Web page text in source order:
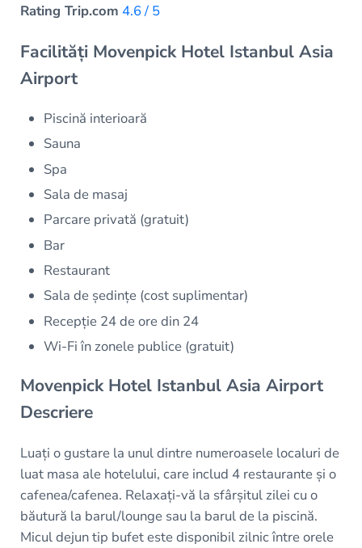
Rating Trip.com 4.6 / 5
Facilități Movenpick Hotel Istanbul Asia
Airport
Piscină interioară
Sauna
Spa
Sala de masaj
Parcare privată (gratuit)
Bar
Restaurant
Sala de ședințe (cost suplimentar)
Recepție 24 de ore din 24
Wi-Fi în zonele publice (gratuit)
Movenpick Hotel Istanbul Asia Airport
Descriere
Luați o gustare la unul dintre numeroasele localuri de
luat masa ale hotelului, care includ 4 restaurante și o
cafenea/cafenea. Relaxați-vă la sfârșitul zilei cu o
băutură la barul/lounge sau la barul de la piscină.
Micul dejun tip bufet este disponibil zilnic între orele